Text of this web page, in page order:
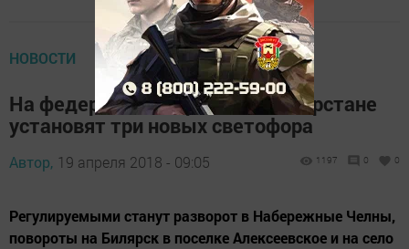
НОВОСТИ
На федеральных трассах в Татарстане
установят три новых светофора
Автор, 19 апреля 2018 - 09:05 1197 0 0
Регулируемыми станут разворот в Набережные Челны,
повороты на Билярск в поселке Алексеевское и на село